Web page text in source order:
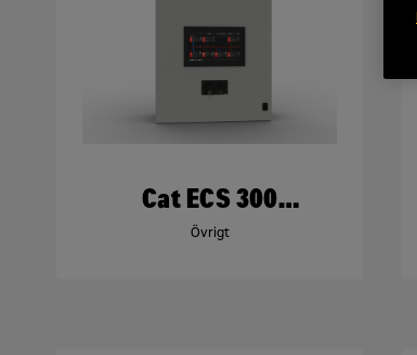
Cat ECS 300
Kontrollpanel
Övrigt